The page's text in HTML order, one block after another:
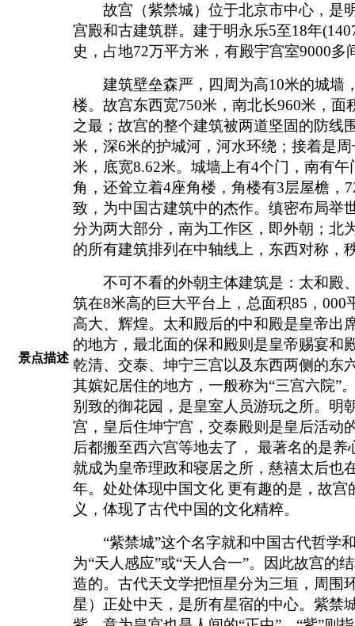
景点描述
故宫（紫禁城）位于北京市中心，是
宫殿和古建筑群。建于明永乐5至18年
史，占地72万平方米，有殿宇宫室9000多
建筑壁垒森严，四周为高10米的城墙
楼。故宫东西宽750米，南北长960米，面
之最；故宫的整个建筑被两道坚固的防线
米，深6米的护城河，河水环绕；接着是
米，底宽8.62米。城墙上有4个门，南有
角，还耸立着4座角楼，角楼有3层屋檐，
致，为中国古建筑中的杰作。缜密布局举
分为两大部分，南为工作区，即外朝；北
的所有建筑排列在中轴线上，东西对称，
不可不看的外朝主体建筑是：太和殿
筑在8米高的巨大平台上，总面积85，000
高大、辉煌。太和殿后的中和殿是皇帝出
的地方，最北面的保和殿则是皇帝赐宴和
乾清、交泰、坤宁三宫以及东西两侧的东
其嫔妃居住的地方，一般称为“三宫六院”
别致的御花园，是皇室人员游玩之所。明
宫，皇后住坤宁宫，交泰殿则是皇后活动
后都搬至西六宫等地去了， 最著名的是
就成为皇帝理政和寝居之所，慈禧太后也
年。处处体现中国文化 更有趣的是，故
义，体现了古代中国的文化精粹。
“紫禁城”这个名字就和中国古代哲学
为“天人感应”或“天人合一”。因此故宫的
造的。古代天文学把恒星分为三垣，周围
星）正处中天，是所有星宿的中心。紫禁